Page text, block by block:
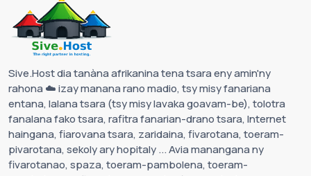
Sive.Host dia tanàna afrikanina tena tsara eny amin'ny
rahona ☁️ izay manana rano madio, tsy misy fanariana
entana, lalana tsara (tsy misy lavaka goavam-be), tolotra
fanalana fako tsara, rafitra fanarian-drano tsara, Internet
haingana, fiarovana tsara, zaridaina, fivarotana, toeram-
pivarotana, sekoly ary hopitaly ... Avia manangana ny
fivarotanao, spaza, toeram-pambolena, toeram-